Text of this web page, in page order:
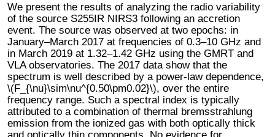
We present the results of analyzing the radio variability
of the source S255IR NIRS3 following an accretion
event. The source was observed at two epochs: in
January–March 2017 at frequencies of 0.3–10 GHz and
in March 2019 at 1.32–1.42 GHz using the GMRT and
VLA observatories. The 2017 data show that the
spectrum is well described by a power-law dependence,
\(F_{\nu}\sim\nu^{0.50\pm0.02}\), over the entire
frequency range. Such a spectral index is typically
attributed to a combination of thermal bremsstrahlung
emission from the ionized gas with both optically thick